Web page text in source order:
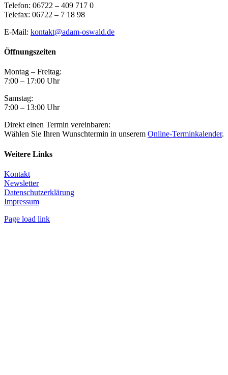
Telefon: 06722 – 409 717 0
Telefax: 06722 – 7 18 98
E-Mail: kontakt@adam-oswald.de
Öffnungszeiten
Montag – Freitag:
7:00 – 17:00 Uhr
Samstag:
7:00 – 13:00 Uhr
Direkt einen Termin vereinbaren:
Wählen Sie Ihren Wunschtermin in unserem Online-Terminkalender.
Weitere Links
Kontakt
Newsletter
Datenschutzerklärung
Impressum
Page load link